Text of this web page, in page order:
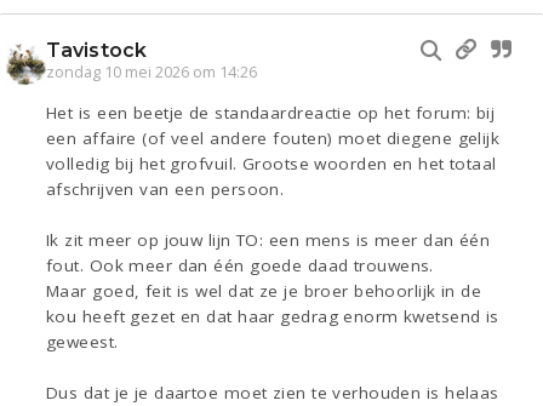
Tavistock
zondag 10 mei 2026 om 14:26
Het is een beetje de standaardreactie op het forum: bij
een affaire (of veel andere fouten) moet diegene gelijk
volledig bij het grofvuil. Grootse woorden en het totaal
afschrijven van een persoon.
Ik zit meer op jouw lijn TO: een mens is meer dan één
fout. Ook meer dan één goede daad trouwens.
Maar goed, feit is wel dat ze je broer behoorlijk in de
kou heeft gezet en dat haar gedrag enorm kwetsend is
geweest.
Dus dat je je daartoe moet zien te verhouden is helaas